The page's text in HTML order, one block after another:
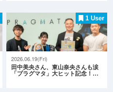
1 User
2026.06.19(Fri)
田中美央さん、東山奈央さんも涙
「プラグマタ」大ヒット記念！…